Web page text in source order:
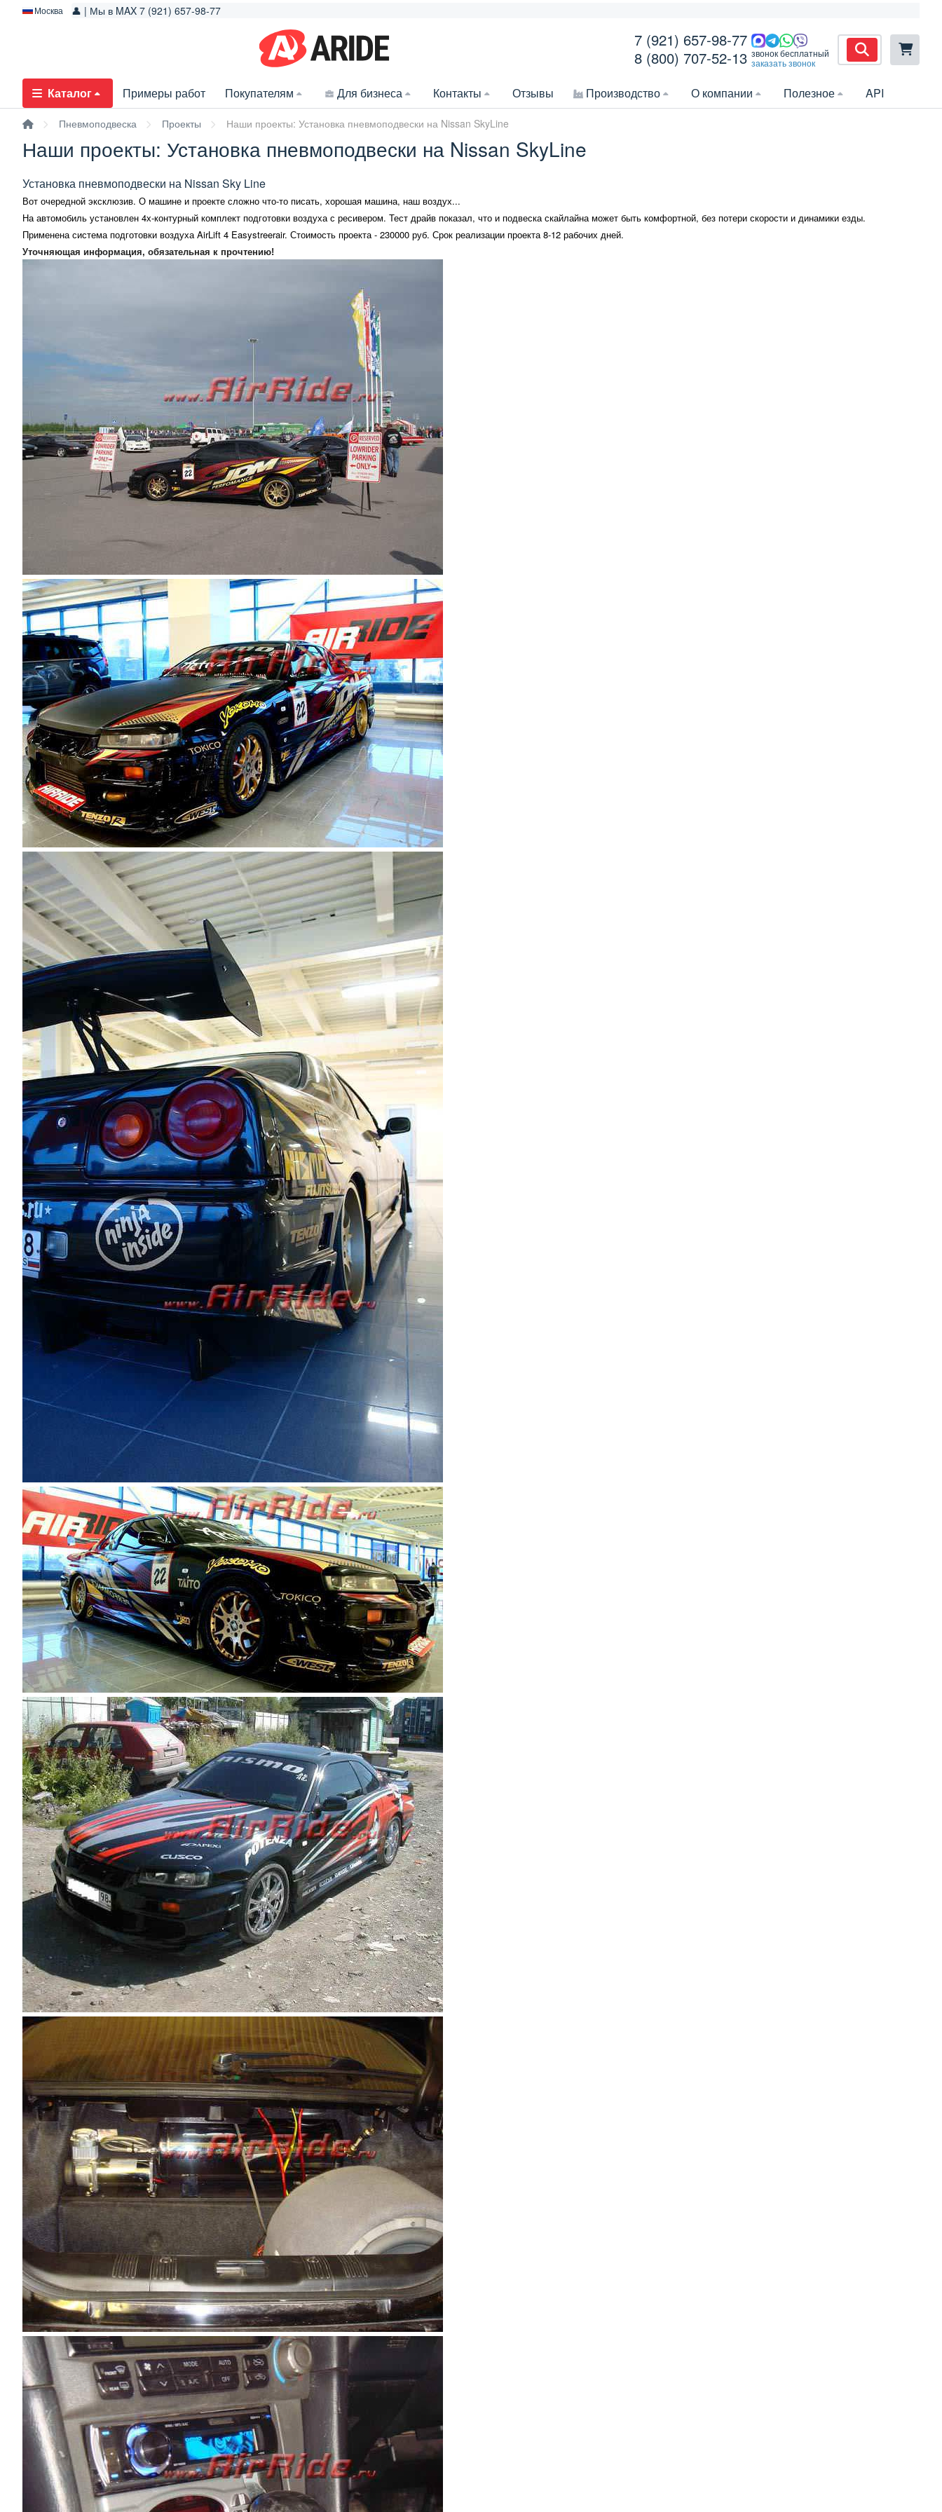
Москва 👤 | Мы в MAX 7 (921) 657-98-77
7 (921) 657-98-77
8 (800) 707-52-13 звонок бесплатный
заказать звонок
Каталог Примеры работ Покупателям Для бизнеса Контакты Отзывы Производство О компании Полезное API
Пневмоподвеска Проекты Наши проекты: Установка пневмоподвески на Nissan SkyLine
Наши проекты: Установка пневмоподвески на Nissan SkyLine
Установка пневмоподвески на Nissan Sky Line
Вот очередной эксклюзив. О машине и проекте сложно что-то писать, хорошая машина, наш воздух...
На автомобиль установлен 4х-контурный комплект подготовки воздуха с ресивером. Тест драйв показал, что и подвеска скайлайна может быть комфортной, без потери скорости и динамики езды.
Применена система подготовки воздухаAirLift 4 Easystreerair. Стоимость проекта - 230000 руб. Срок реализации проекта 8-12 рабочих дней.
Уточняющая информация, обязательная к прочтению!